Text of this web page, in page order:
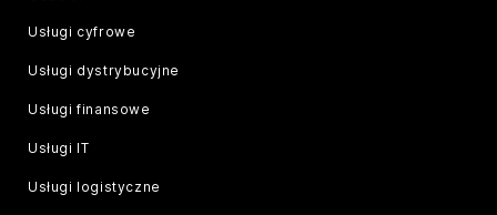
Usługi cyfrowe
Usługi dystrybucyjne
Usługi finansowe
Usługi IT
Usługi logistyczne